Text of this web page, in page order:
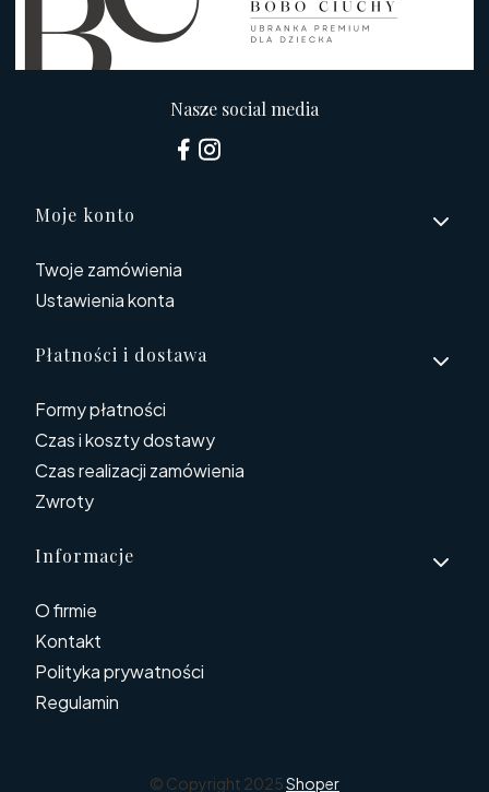
Nasze social media
Linki w stopce
Moje konto
Twoje zamówienia
Ustawienia konta
Płatności i dostawa
Formy płatności
Czas i koszty dostawy
Czas realizacji zamówienia
Zwroty
Informacje
O firmie
Kontakt
Polityka prywatności
Regulamin
© Copyright 2025Shoper